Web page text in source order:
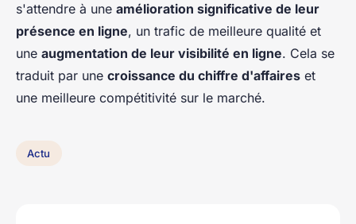
s'attendre à une amélioration significative de leur
présence en ligne, un trafic de meilleure qualité et
une augmentation de leur visibilité en ligne. Cela se
traduit par une croissance du chiffre d'affaires et
une meilleure compétitivité sur le marché.
Actu